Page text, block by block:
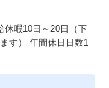
休暇10日～20日（下
す） 年間休日日数1